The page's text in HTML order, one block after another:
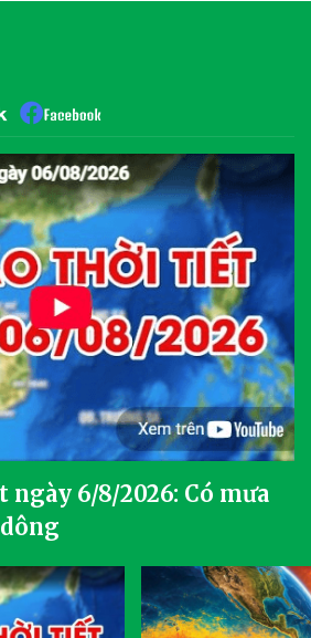
ngày 6/8/2026: Có mưa